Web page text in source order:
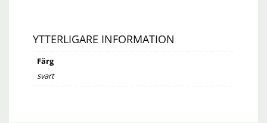
YTTERLIGARE INFORMATION
Färg
svart